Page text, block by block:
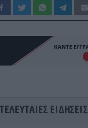
ΤΕΛΕΥΤΑΙΕΣ ΕΙΔΗΣΕΙΣ